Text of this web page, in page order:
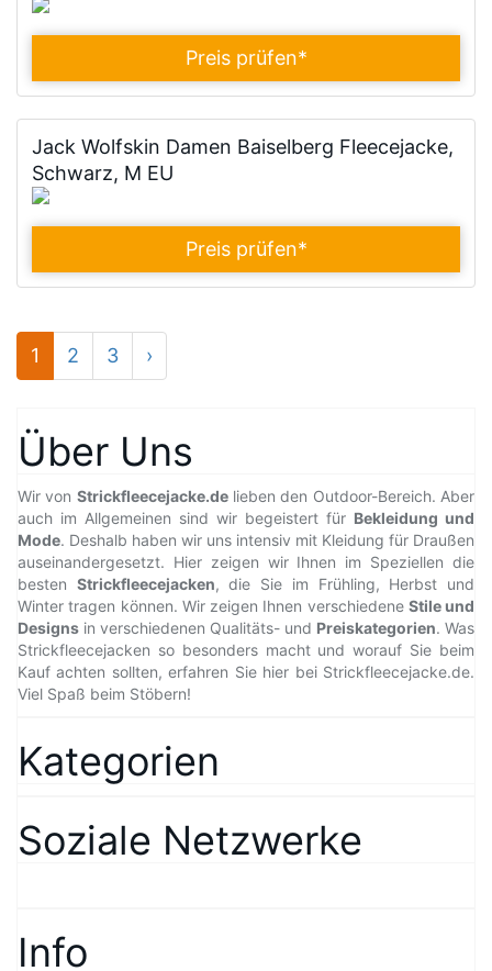
Preis prüfen*
Jack Wolfskin Damen Baiselberg Fleecejacke,
Schwarz, M EU
Preis prüfen*
1 2 3 ›
Über Uns
Wir von Strickfleecejacke.delieben den Outdoor-Bereich. Aber
auch im Allgemeinen sind wir begeistert für Bekleidung und
Mode. Deshalb haben wir uns intensiv mit Kleidung für Draußen
auseinandergesetzt. Hier zeigen wir Ihnen im Speziellen die
besten Strickfleecejacken, die Sie im Frühling, Herbst und
Winter tragen können. Wir zeigen Ihnen verschiedene Stile und
Designs in verschiedenen Qualitäts- und Preiskategorien. Was
Strickfleecejacken so besonders macht und worauf Sie beim
Kauf achten sollten, erfahren Sie hier bei Strickfleecejacke.de.
Viel Spaß beim Stöbern!
Kategorien
Soziale Netzwerke
Info